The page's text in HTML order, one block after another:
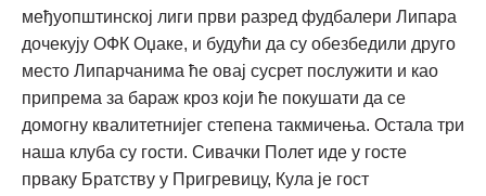
међуопштинској лиги први разред фудбалери Липара
дочекују ОФК Оџаке, и будући да су обезбедили друго
место Липарчанима ће овај сусрет послужити и као
припрема за бараж кроз који ће покушати да се
домогну квалитетнијег степена такмичења. Остала три
наша клуба су гости. Сивачки Полет иде у госте
прваку Братству у Пригревицу, Кула је гост